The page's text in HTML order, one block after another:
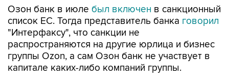
Озон банк в июле был включен в санкционный
список ЕС. Тогда представитель банка говорил
"Интерфаксу", что санкции не
распространяются на другие юрлица и бизнес
группы Ozon, а сам Озон банк не участвует в
капитале каких-либо компаний группы.